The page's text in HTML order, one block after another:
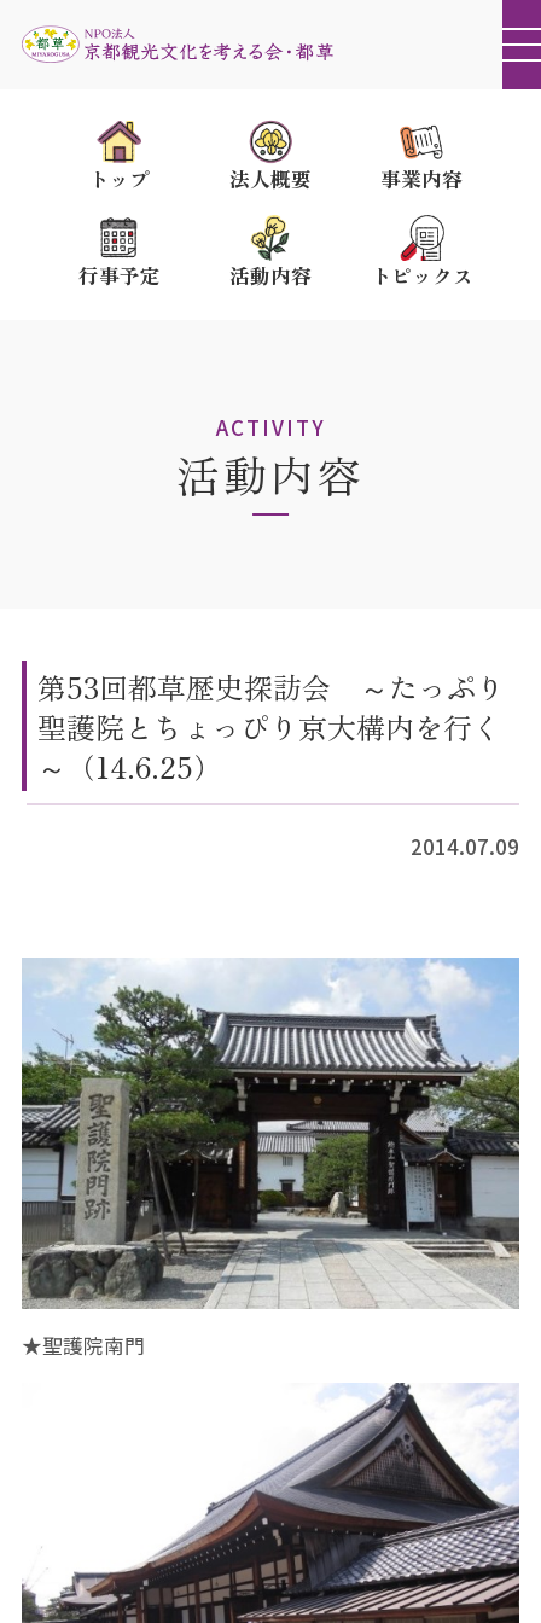
トップ 法人概要 事業内容
行事予定 活動内容 トピックス
ACTIVITY
活動内容
第53回都草歴史探訪会 ～たっぷり
聖護院とちょっぴり京大構内を行く
～（14.6.25）
2014.07.09
★聖護院南門